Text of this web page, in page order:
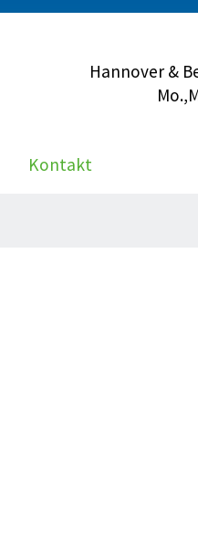
Hannover &
Kontakt